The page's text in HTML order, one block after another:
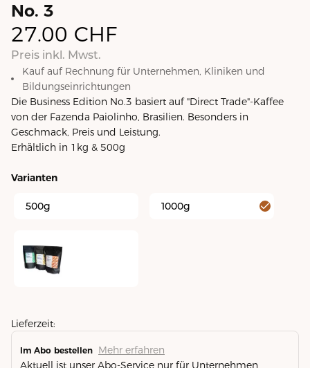
No. 3
27.00 CHF
Preis inkl. Mwst.
Kauf auf Rechnung für Unternehmen, Kliniken und
Bildungseinrichtungen
Die Business Edition No.3 basiert auf "Direct Trade"-Kaffee
von der Fazenda Paiolinho, Brasilien. Besonders in
Geschmack, Preis und Leistung.
Erhältlich in 1kg & 500g
Varianten
500g 1000g
Lieferzeit:
Im Abo bestellen Mehr erfahren